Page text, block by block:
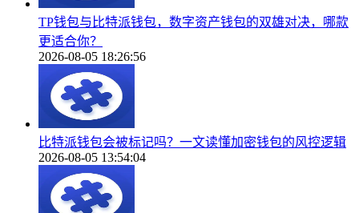
TP钱包与比特派钱包，数字资产钱包的双雄对决，哪款
更适合你？
2026-08-05 18:26:56
比特派钱包会被标记吗？一文读懂加密钱包的风控逻辑
2026-08-05 13:54:04